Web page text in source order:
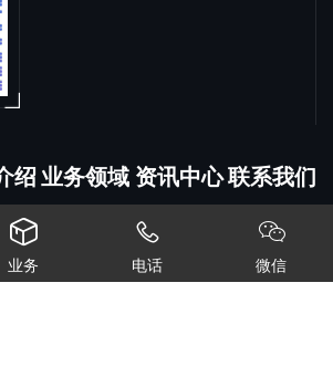
绍 业务领域 资讯中心 联系我们
权咨询有限公司 备案号： 沪ICP备2025156639

业务

电话

微信